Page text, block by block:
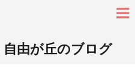
由が丘のブログ